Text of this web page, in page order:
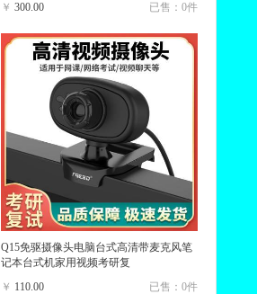
￥ 300.00 已售：0件
Q15免驱摄像头电脑台式高清带麦克风笔
记本台式机家用视频考研复
￥ 110.00 已售：0件